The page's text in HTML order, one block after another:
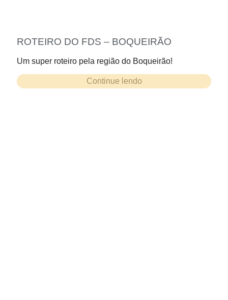
ROTEIRO DO FDS – BOQUEIRÃO
Um super roteiro pela região do Boqueirão!
Continue lendo